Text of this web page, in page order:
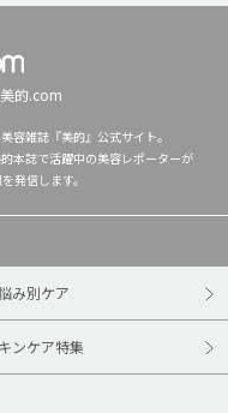
的.com
容雑誌『美的』公式サイト。
本誌で活躍中の美容レポーターが
発信します。
み別ケア
ンケア特集